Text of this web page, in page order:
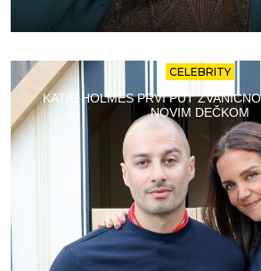
CELEBRITY
KATIE HOLMES PRVI PUT
NOVIM DEČKOM